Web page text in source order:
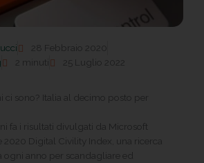
28 Febbraio 2020
2 minuti 25 Luglio 2022
ci sono? Italia al decimo posto per
fa i risultati divulgati da Microsoft
2020 Digital Civility Index, una ricerca
ogni anno per scandagliare ed